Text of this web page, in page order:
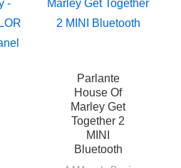
Parlante
House Of
Marley Get
Together 2
MINI
Bluetooth